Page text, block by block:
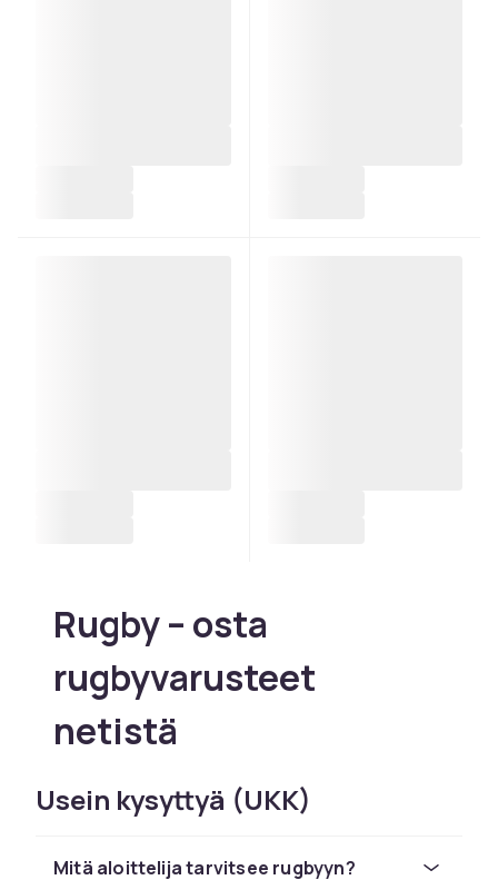
Rugby – osta
rugbyvarusteet
netistä
joukkueurheilulaji, joka edellyttää oikeita
pelaamisen mahdollistamiseksi. Olitpa sitten
Usein kysyttyä (UKK)
Mitä aloittelija tarvitsee rugbyyn?